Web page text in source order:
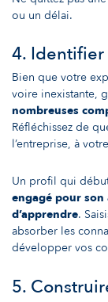
ou un délai.
4. Identifier
Bien que votre
voire inexistante,
nombreuses
Réfléchissez de
l’entreprise, à
Un profil qui
engagé pour
d’apprendre.
absorber les
développer vos
5.